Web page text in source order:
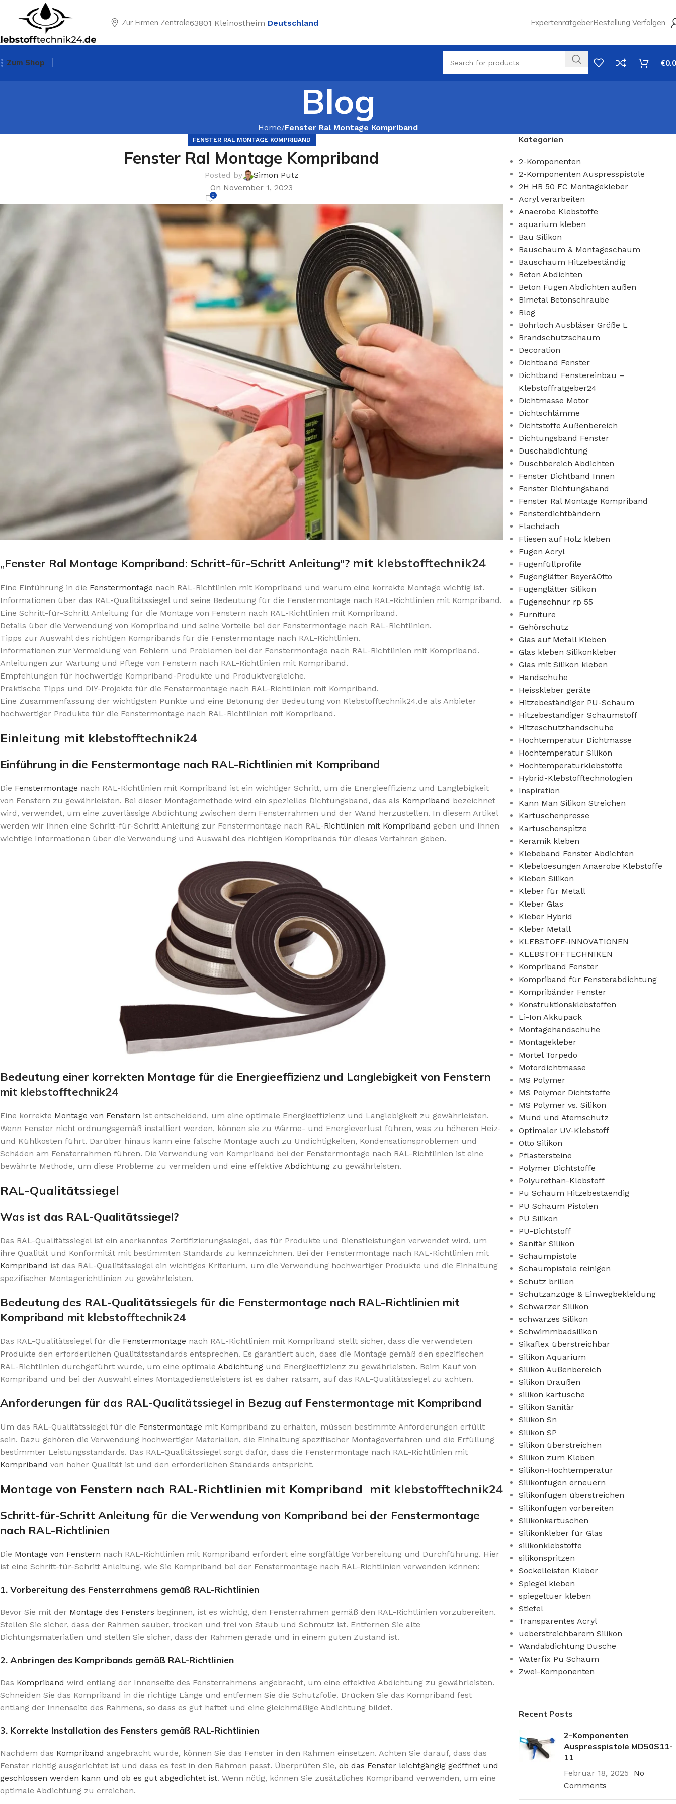
Zur Firmen Zentrale63801 Kleinostheim Deutschland ExpertenratgeberBestellung Verfolgen
Zum Shop €
Blog
Home Fenster Ral Montage Kompriband
FENSTER RAL MONTAGE KOMPRIBAND
Fenster Ral Montage Kompriband
Posted by
Simon Putz
On November 1, 2023
0
„Fenster Ral Montage Kompriband: Schritt-für-Schritt Anleitung“? mit klebstofftechnik24
Eine Einführung in die Fenstermontage nach RAL-Richtlinien mit Kompriband und warum eine korrekte Montage wichtig ist.
Informationen über das RAL-Qualitätssiegel und seine Bedeutung für die Fenstermontage nach RAL-Richtlinien mit Kompriband.
Eine Schritt-für-Schritt Anleitung für die Montage von Fenstern nach RAL-Richtlinien mit Kompriband.
Details über die Verwendung von Kompriband und seine Vorteile bei der Fenstermontage nach RAL-Richtlinien.
Tipps zur Auswahl des richtigen Kompribands für die Fenstermontage nach RAL-Richtlinien.
Informationen zur Vermeidung von Fehlern und Problemen bei der Fenstermontage nach RAL-Richtlinien mit Kompriband.
Anleitungen zur Wartung und Pflege von Fenstern nach RAL-Richtlinien mit Kompriband.
Empfehlungen für hochwertige Kompriband-Produkte und Produktvergleiche.
Praktische Tipps und DIY-Projekte für die Fenstermontage nach RAL-Richtlinien mit Kompriband.
Eine Zusammenfassung der wichtigsten Punkte und eine Betonung der Bedeutung von Klebstofftechnik24.de als Anbieter
hochwertiger Produkte für die Fenstermontage nach RAL-Richtlinien mit Kompriband.
Einleitung mit klebstofftechnik24
Einführung in die Fenstermontage nach RAL-Richtlinien mit Kompriband
Die Fenstermontage nach RAL-Richtlinien mit Kompriband ist ein wichtiger Schritt, um die Energieeffizienz und Langlebigkeit
von Fenstern zu gewährleisten. Bei dieser Montagemethode wird ein spezielles Dichtungsband, das als Kompriband bezeichnet
wird, verwendet, um eine zuverlässige Abdichtung zwischen dem Fensterrahmen und der Wand herzustellen. In diesem Artikel
werden wir Ihnen eine Schritt-für-Schritt Anleitung zur Fenstermontage nach RAL-Richtlinien mit Kompriband geben und Ihnen
wichtige Informationen über die Verwendung und Auswahl des richtigen Kompribands für dieses Verfahren geben.
Bedeutung einer korrekten Montage für die Energieeffizienz und Langlebigkeit von Fenstern
mit klebstofftechnik24
Eine korrekte Montage von Fenstern ist entscheidend, um eine optimale Energieeffizienz und Langlebigkeit zu gewährleisten.
Wenn Fenster nicht ordnungsgemäß installiert werden, können sie zu Wärme- und Energieverlust führen, was zu höheren Heiz-
und Kühlkosten führt. Darüber hinaus kann eine falsche Montage auch zu Undichtigkeiten, Kondensationsproblemen und
Schäden am Fensterrahmen führen. Die Verwendung von Kompriband bei der Fenstermontage nach RAL-Richtlinien ist eine
bewährte Methode, um diese Probleme zu vermeiden und eine effektive Abdichtung zu gewährleisten.
RAL-Qualitätssiegel
Was ist das RAL-Qualitätssiegel?
Das RAL-Qualitätssiegel ist ein anerkanntes Zertifizierungssiegel, das für Produkte und Dienstleistungen verwendet wird, um
ihre Qualität und Konformität mit bestimmten Standards zu kennzeichnen. Bei der Fenstermontage nach RAL-Richtlinien mit
Kompriband ist das RAL-Qualitätssiegel ein wichtiges Kriterium, um die Verwendung hochwertiger Produkte und die Einhaltung
spezifischer Montagerichtlinien zu gewährleisten.
Bedeutung des RAL-Qualitätssiegels für die Fenstermontage nach RAL-Richtlinien mit
Kompriband mit klebstofftechnik24
Das RAL-Qualitätssiegel für die Fenstermontage nach RAL-Richtlinien mit Kompriband stellt sicher, dass die verwendeten
Produkte den erforderlichen Qualitätsstandards entsprechen. Es garantiert auch, dass die Montage gemäß den spezifischen
RAL-Richtlinien durchgeführt wurde, um eine optimale Abdichtung und Energieeffizienz zu gewährleisten. Beim Kauf von
Kompriband und bei der Auswahl eines Montagedienstleisters ist es daher ratsam, auf das RAL-Qualitätssiegel zu achten.
Anforderungen für das RAL-Qualitätssiegel in Bezug auf Fenstermontage mit Kompriband
Um das RAL-Qualitätssiegel für die Fenstermontage mit Kompriband zu erhalten, müssen bestimmte Anforderungen erfüllt
sein. Dazu gehören die Verwendung hochwertiger Materialien, die Einhaltung spezifischer Montageverfahren und die Erfüllung
bestimmter Leistungsstandards. Das RAL-Qualitätssiegel sorgt dafür, dass die Fenstermontage nach RAL-Richtlinien mit
Kompriband von hoher Qualität ist und den erforderlichen Standards entspricht.
Montage von Fenstern nach RAL-Richtlinien mit Kompriband mit klebstofftechnik24
Schritt-für-Schritt Anleitung für die Verwendung von Kompriband bei der Fenstermontage
nach RAL-Richtlinien
Die Montage von Fenstern nach RAL-Richtlinien mit Kompriband erfordert eine sorgfältige Vorbereitung und Durchführung. Hier
ist eine Schritt-für-Schritt Anleitung, wie Sie Kompriband bei der Fenstermontage nach RAL-Richtlinien verwenden können:
1. Vorbereitung des Fensterrahmens gemäß RAL-Richtlinien
Bevor Sie mit der Montage des Fensters beginnen, ist es wichtig, den Fensterrahmen gemäß den RAL-Richtlinien vorzubereiten.
Stellen Sie sicher, dass der Rahmen sauber, trocken und frei von Staub und Schmutz ist. Entfernen Sie alte
Dichtungsmaterialien und stellen Sie sicher, dass der Rahmen gerade und in einem guten Zustand ist.
2. Anbringen des Kompribands gemäß RAL-Richtlinien
Das Kompriband wird entlang der Innenseite des Fensterrahmens angebracht, um eine effektive Abdichtung zu gewährleisten.
Schneiden Sie das Kompriband in die richtige Länge und entfernen Sie die Schutzfolie. Drücken Sie das Kompriband fest
entlang der Innenseite des Rahmens, so dass es gut haftet und eine gleichmäßige Abdichtung bildet.
3. Korrekte Installation des Fensters gemäß RAL-Richtlinien
Nachdem das Kompriband angebracht wurde, können Sie das Fenster in den Rahmen einsetzen. Achten Sie darauf, dass das
Fenster richtig ausgerichtet ist und dass es fest in den Rahmen passt. Überprüfen Sie, ob das Fenster leichtgängig geöffnet und
geschlossen werden kann und ob es gut abgedichtet ist. Wenn nötig, können Sie zusätzliches Kompriband verwenden, um eine
optimale Abdichtung zu erreichen.
Kategorien
2-Komponenten
2-Komponenten Auspresspistole
2H HB 50 FC Montagekleber
Acryl verarbeiten
Anaerobe Klebstoffe
aquarium kleben
Bau Silikon
Bauschaum & Montageschaum
Bauschaum Hitzebeständig
Beton Abdichten
Beton Fugen Abdichten außen
Bimetal Betonschraube
Blog
Bohrloch Ausbläser Größe L
Brandschutzschaum
Decoration
Dichtband Fenster
Dichtband Fenstereinbau –
Klebstoffratgeber24
Dichtmasse Motor
Dichtschlämme
Dichtstoffe Außenbereich
Dichtungsband Fenster
Duschabdichtung
Duschbereich Abdichten
Fenster Dichtband Innen
Fenster Dichtungsband
Fenster Ral Montage Kompriband
Fensterdichtbändern
Flachdach
Fliesen auf Holz kleben
Fugen Acryl
Fugenfüllprofile
Fugenglätter Beyer&Otto
Fugenglätter Silikon
Fugenschnur rp 55
Furniture
Gehörschutz
Glas auf Metall Kleben
Glas kleben Silikonkleber
Glas mit Silikon kleben
Handschuhe
Heisskleber geräte
Hitzebeständiger PU-Schaum
Hitzebestandiger Schaumstoff
Hitzeschutzhandschuhe
Hochtemperatur Dichtmasse
Hochtemperatur Silikon
Hochtemperaturklebstoffe
Hybrid-Klebstofftechnologien
Inspiration
Kann Man Silikon Streichen
Kartuschenpresse
Kartuschenspitze
Keramik kleben
Klebeband Fenster Abdichten
Klebeloesungen Anaerobe Klebstoffe
Kleben Silikon
Kleber für Metall
Kleber Glas
Kleber Hybrid
Kleber Metall
KLEBSTOFF-INNOVATIONEN
KLEBSTOFFTECHNIKEN
Kompriband Fenster
Kompriband für Fensterabdichtung
Kompribänder Fenster
Konstruktionsklebstoffen
Li-Ion Akkupack
Montagehandschuhe
Montagekleber
Mortel Torpedo
Motordichtmasse
MS Polymer
MS Polymer Dichtstoffe
MS Polymer vs. Silikon
Mund und Atemschutz
Optimaler UV-Klebstoff
Otto Silikon
Pflastersteine
Polymer Dichtstoffe
Polyurethan-Klebstoff
Pu Schaum Hitzebestaendig
PU Schaum Pistolen
PU Silikon
PU-Dichtstoff
Sanitär Silikon
Schaumpistole
Schaumpistole reinigen
Schutz brillen
Schutzanzüge & Einwegbekleidung
Schwarzer Silikon
schwarzes Silikon
Schwimmbadsilikon
Sikaflex überstreichbar
Silikon Aquarium
Silikon Außenbereich
Silikon Draußen
silikon kartusche
Silikon Sanitär
Silikon Sn
Silikon SP
Silikon überstreichen
Silikon zum Kleben
Silikon-Hochtemperatur
Silikonfugen erneuern
Silikonfugen überstreichen
Silikonfugen vorbereiten
Silikonkartuschen
Silikonkleber für Glas
silikonklebstoffe
silikonspritzen
Sockelleisten Kleber
Spiegel kleben
spiegeltuer kleben
Stiefel
Transparentes Acryl
ueberstreichbarem Silikon
Wandabdichtung Dusche
Waterfix Pu Schaum
Zwei-Komponenten
Recent Posts
2-Komponenten
Auspresspistole MD50S11-
11
Februar 18, 2025
No
Comments